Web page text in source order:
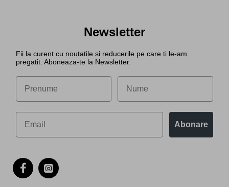
Newsletter
Fii la curent cu noutatile si reducerile pe care ti le-am
pregatit. Aboneaza-te la Newsletter.
Abonare